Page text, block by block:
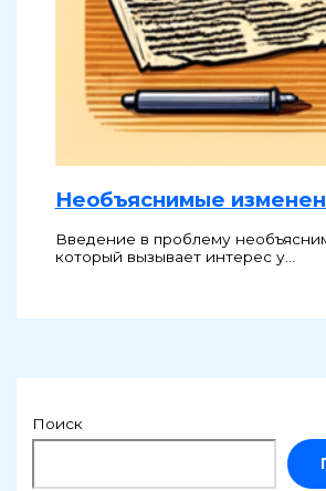
Необъяснимые
Введение в проблему
который вызывает интерес у…
Поиск